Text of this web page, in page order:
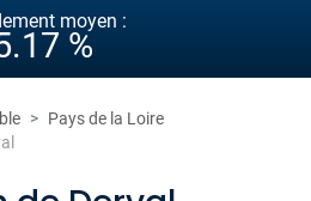
moyen :
%
Pays de la Loire